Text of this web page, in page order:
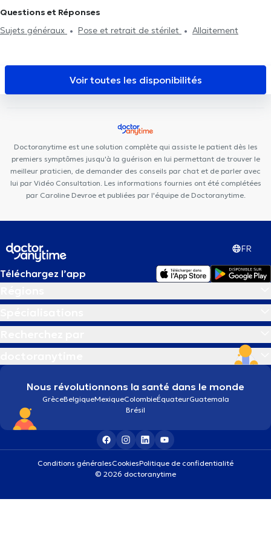
Whitlock Medical Center
Osteopathy & Friends
Pediatrics Etterbeek
Cabinet du
Paramédical Granola
Centre Saint-Henri CP3
I Care Center
Centre Adem Moriau
Questions et Réponses
Sujets généraux
Pose et retrait de stérilet Allaitement
Voir toutes les disponibilités
Doctoranytime est une solution complète qui assiste le patient dès les
premiers symptômes jusqu'à la guérison en lui permettant de trouver le
meilleur praticien, de demander des conseils par chat et de parler avec
lui par Vidéo Consultation. Les informations fournies ont été complétées
par Caroline Devroe et publiées par l'équipe de Doctoranytime.
FR
Téléchargez l’app
Nous révolutionnons la santé dans le monde
GrèceBelgiqueMexiqueColombieÉquateurGuatemala
Brésil
Conditions généralesCookiesPolitique de confidentialité
© 2026 doctoranytime